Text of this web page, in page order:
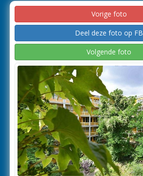
Vorige foto
Deel deze foto op FB
Volgende foto